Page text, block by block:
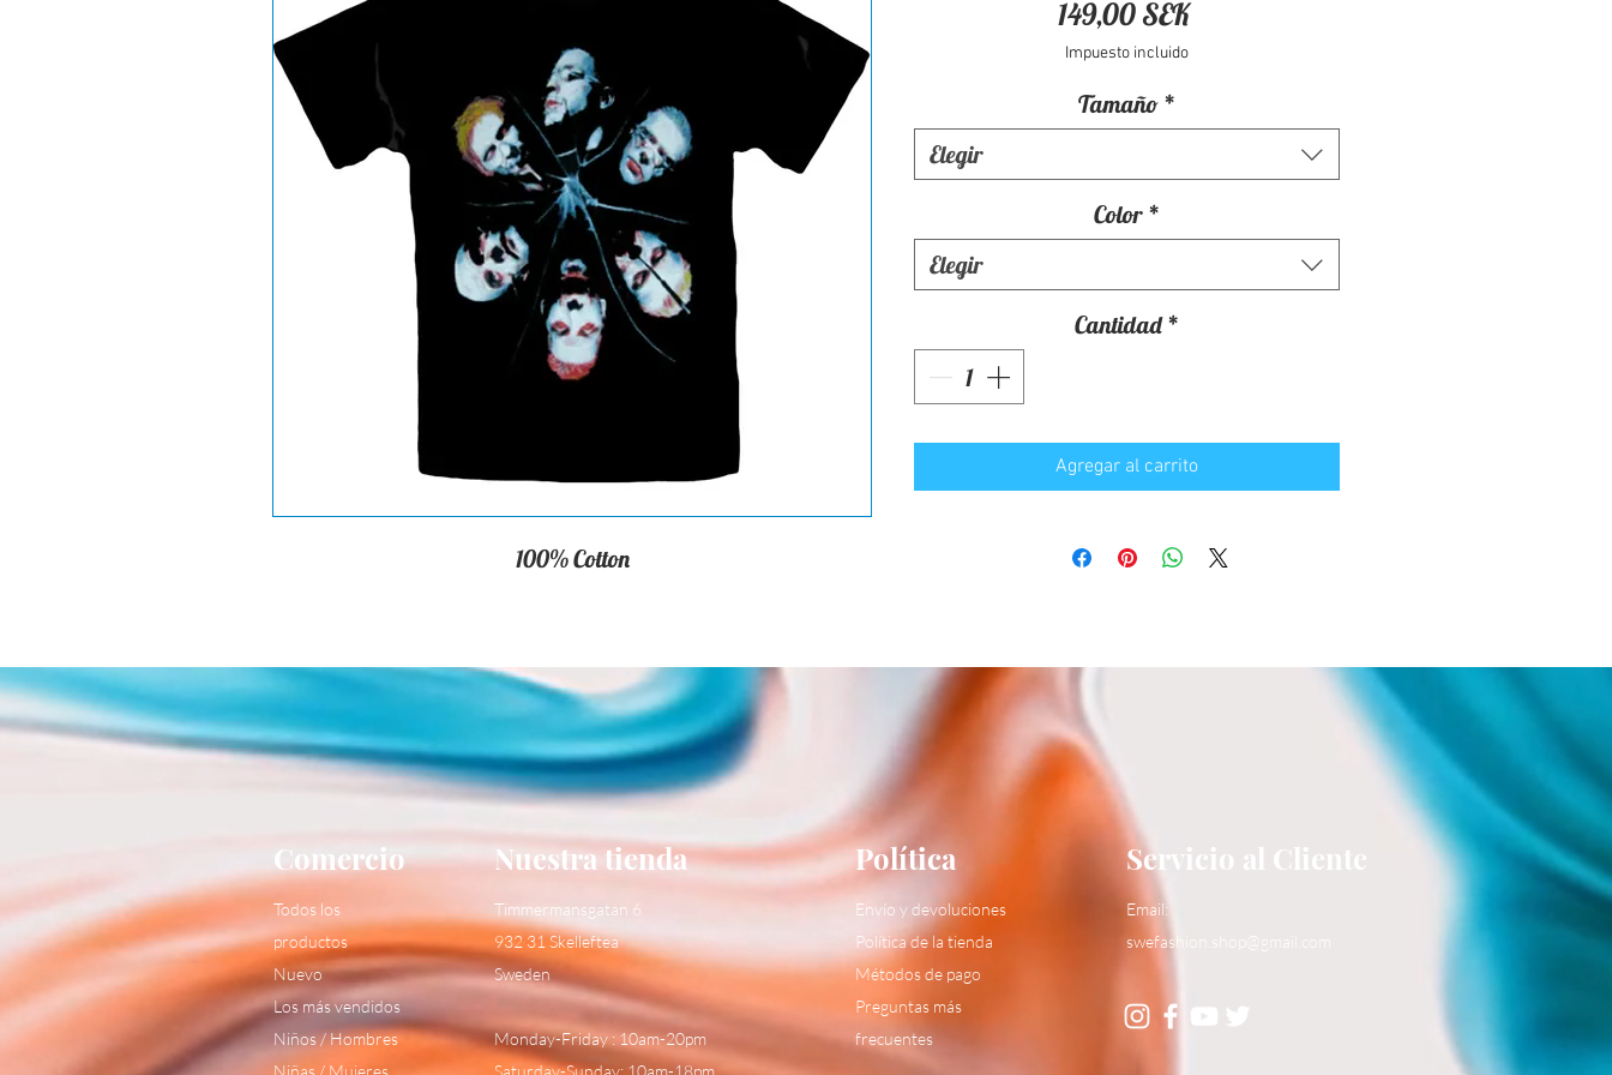
100% Cotton
149,00 SEKPrecio
Impuesto incluido
Tamaño *
Elegir
Color *
Elegir
Cantidad *
Agregar al carrito
Comercio
Todos los
productos
Nuevo
Los más vendidos
Niños / Hombres
Niñas / Mujeres
Nuestra tienda
Timmermansgatan 6
932 31 Skelleftea
Sweden
Monday-Friday : 10am-20pm
Saturday-Sunday: 10am-18pm
Política
Envío y devoluciones
Política de la tienda
Métodos de pago
Preguntas más
frecuentes
Servicio al Cliente
Email:
swefashion.shop@gmail.com